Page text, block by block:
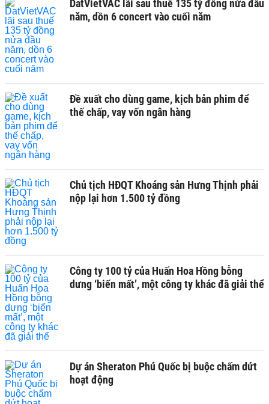
DatVietVAC lãi sau thuế 135 tỷ đồng nửa đầu
năm, dồn 6 concert vào cuối năm
Đề xuất cho dùng game, kịch bản phim để
thế chấp, vay vốn ngân hàng
Chủ tịch HĐQT Khoáng sản Hưng Thịnh phải
nộp lại hơn 1.500 tỷ đồng
Công ty 100 tỷ của Huấn Hoa Hồng bỗng
dưng ‘biến mất’, một công ty khác đã giải thể
Dự án Sheraton Phú Quốc bị buộc chấm dứt
hoạt động